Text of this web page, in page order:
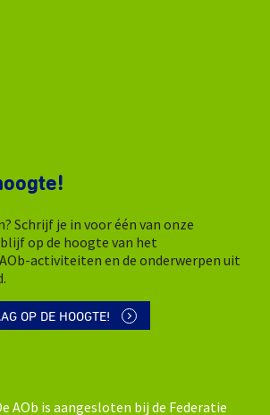
Schrijf je in voor één van onze
op de hoogte van het
activiteiten en de onderwerpen uit
OP DE HOOGTE!
AOb is aangesloten bij de Federatie